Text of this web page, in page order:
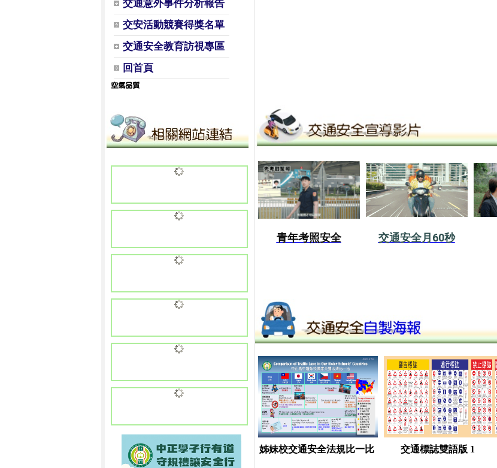
交通意外事件分析報告
交安活動競賽得獎名單
交通安全教育訪視專區
回首頁
青年考照安全 交通安全月60秒
姊妹校交通安全法規比一比 交通標誌雙語版 1